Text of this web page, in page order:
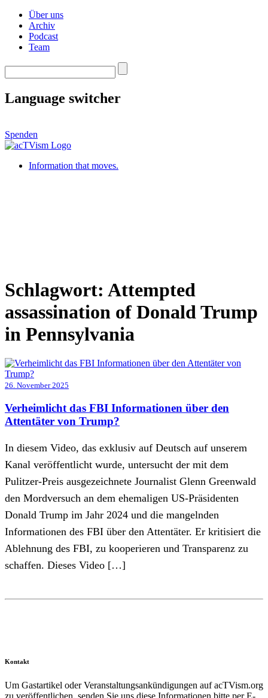
Über uns
Archiv
Podcast
Team
Language switcher
Spenden
Information that moves.
Schlagwort: Attempted
assassination of Donald Trump
in Pennsylvania
26. November 2025
Verheimlicht das FBI Informationen über den
Attentäter von Trump?
In diesem Video, das exklusiv auf Deutsch auf unserem
Kanal veröffentlicht wurde, untersucht der mit dem
Pulitzer-Preis ausgezeichnete Journalist Glenn Greenwald
den Mordversuch an dem ehemaligen US-Präsidenten
Donald Trump im Jahr 2024 und die mangelnden
Informationen des FBI über den Attentäter. Er kritisiert die
Ablehnung des FBI, zu kooperieren und Transparenz zu
schaffen. Dieses Video […]
Kontakt
Um Gastartikel oder Veranstaltungsankündigungen auf acTVism.org
zu veröffentlichen, senden Sie uns diese Informationen bitte per E-